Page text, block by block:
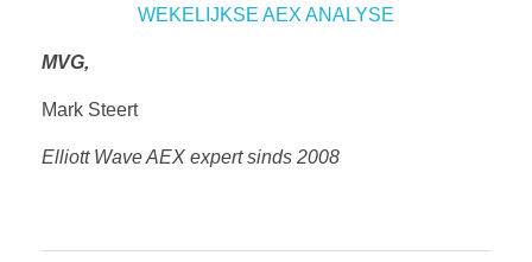
WEKELIJKSE AEX ANALYSE
MVG,
Mark Steert
Elliott Wave AEX expert sinds 2008